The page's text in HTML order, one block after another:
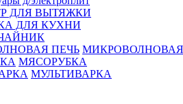
ДЛЯ ВЫТЯЖКИ
ДЛЯ КУХНИ
МЯСОРУБКА
МУЛЬТИВАРКА